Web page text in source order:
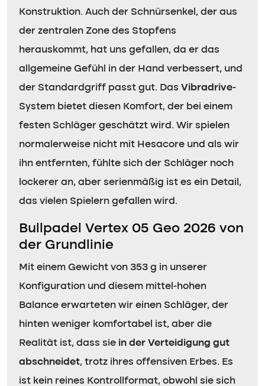
Konstruktion. Auch der Schnürsenkel, der aus
der zentralen Zone des Stopfens
herauskommt, hat uns gefallen, da er das
allgemeine Gefühl in der Hand verbessert, und
der Standardgriff passt gut. Das Vibradrive-
System bietet diesen Komfort, der bei einem
festen Schläger geschätzt wird. Wir spielen
normalerweise nicht mit Hesacore und als wir
ihn entfernten, fühlte sich der Schläger noch
lockerer an, aber serienmäßig ist es ein Detail,
das vielen Spielern gefallen wird.
Bullpadel Vertex 05 Geo 2026 von
der Grundlinie
Mit einem Gewicht von 353 g in unserer
Konfiguration und diesem mittel-hohen
Balance erwarteten wir einen Schläger, der
hinten weniger komfortabel ist, aber die
Realität ist, dass sie in der Verteidigung gut
abschneidet, trotz ihres offensiven Erbes. Es
ist kein reines Kontrollformat, obwohl sie sich